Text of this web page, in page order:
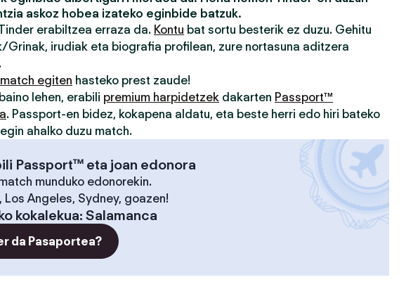
askoz hobea izateko eginbide batzuk.
erabiltzea erraza da. Kontu bat sortu besterik ez duzu. Gehitu
Grinak, irudiak eta biografia profilean, zure nortasuna aditzera
match egiten hasteko prest zaude!
lehen, erabili premium harpidetzek dakarten Passport™
. Passport-en bidez, kokapena aldatu, eta beste herri edo hiri bateko
ahalko duzu match.
Passport™ eta joan edonora
munduko edonorekin.
Los Angeles, Sydney, goazen!
kokalekua: Salamanca
da Pasaportea?